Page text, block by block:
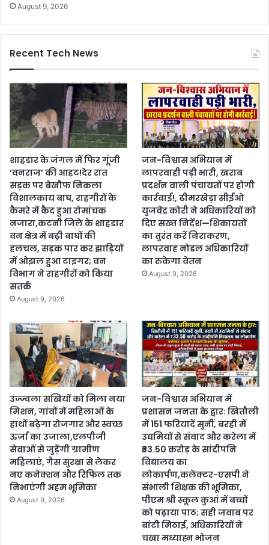
August 9, 2026
Recent Tech News
शाहडार के जंगल में फिर गूंजी
‘वनराज’ की आहट!देर रात
सड़क पर बेखौफ निकला
विशालकाय बाघ, राहगीरों के
कैमरे में कैद हुआ रोमांचक
नजारा,कटनी जिले के शाहडार
वन क्षेत्र में बढ़ी बाघों की
हलचल, सड़क पार कर झाड़ियों
में ओझल हुआ टाइगर; वन
विभाग ने राहगीरों को किया
सतर्क
August 9, 2026
जन-विश्वास अभियान में
लापरवाही पड़ी भारी, खराब
प्रदर्शन वाली पंचायतों पर होगी
कार्रवाई!, ढीमरखेड़ा सीईओ
युजवेंद्र कोरी ने अधिकारियों को
दिए सख्त निर्देश—शिकायतों
का तुरंत करें निराकरण,
लापरवाह नोडल अधिकारियों
का रुकेगा वेतन
August 9, 2026
उज्ज्वला सखियों को मिला नया
मिशन, गांवों में महिलाओं के
हाथों बढ़ेगा रोजगार और स्वच्छ
ऊर्जा का उजाला,एलपीजी
सेवाओं से जुड़ेंगी ग्रामीण
महिलाएं, गैस सुरक्षा से लेकर
नए कनेक्शन और रिफिल तक
निभाएंगी अहम भूमिका
August 9, 2026
जन-विश्वास अभियान में
प्रशासन जनता के द्वार: खितौली
में 151 फरियादें सुनीं, बरही में
उद्यमियों से संवाद और करेला में
₹33.50 करोड़ के सांदीपनि
विद्यालय का
लोकार्पण,कलेक्टर-एसपी ने
संभाली शिक्षक की भूमिका,
पीएम श्री स्कूल कुआं में बच्चों
को पढ़ाया पाठ; सही जवाब पर
बांटी मिठाई, अधिकारियों ने
चखा मध्याह्न भोजन